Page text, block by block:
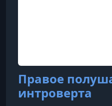
Правое
интроверта